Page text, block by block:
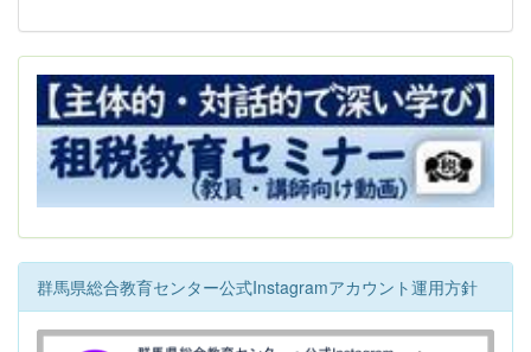
群馬県総合教育センター公式Instagramアカウント運用方針